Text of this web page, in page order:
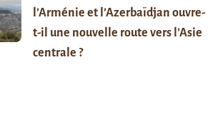
l’Arménie et l’Azerbaïdjan ouvre-
t-il une nouvelle route vers l’Asie
centrale ?